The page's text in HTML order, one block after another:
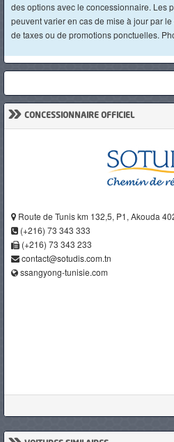
des options avec le concessionnaire. Les
peuvent varier en cas de mise à jour par
de taxes ou de promotions ponctuelles.
» CONCESSIONNAIRE OFFICIEL
Route de Tunis km 132,5, P1, Akouda
(+216) 73 343 333
(+216) 73 343 233
contact@sotudis.com.tn
ssangyong-tunisie.com